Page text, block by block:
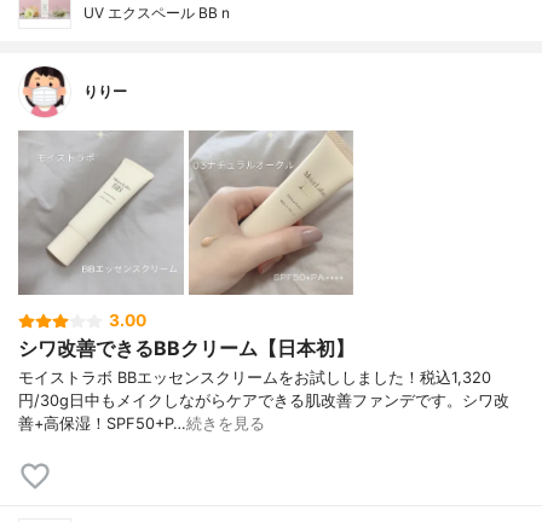
UV エクスペール BB n
りりー
3.00
シワ改善できるBBクリーム【日本初】
モイストラボ BBエッセンスクリームをお試ししました！税込1,320
円/30g日中もメイクしながらケアできる肌改善ファンデです。シワ改
善+高保湿！SPF50+P…続きを見る